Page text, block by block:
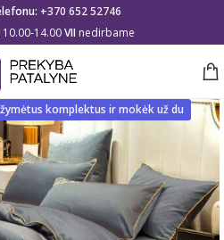
+370 652 52746
10.00-14.00VII nedirbame
komplektus ir mokėk už du